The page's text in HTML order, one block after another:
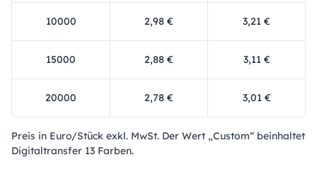
10000 2,98 € 3,21 €
15000 2,88 € 3,11 €
20000 2,78 € 3,01 €
Preis in Euro/Stück exkl. MwSt. Der Wert „Custom“ beinhaltet
Digitaltransfer 13 Farben.